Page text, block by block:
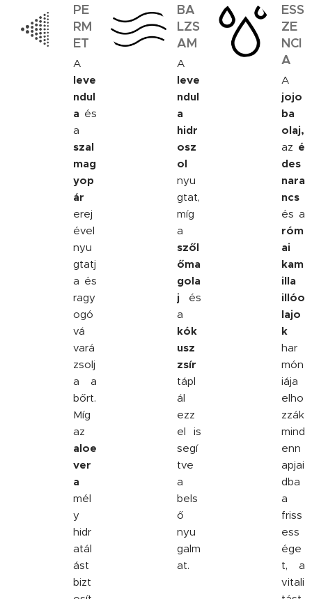
PE
RM
ET
A
leve
ndul
a és
a
szal
mag
yop
ár
erej
ével
nyu
gtatj
a és
ragy
ogó
vá
vará
zsolj
a a
bőrt.
Míg
az
aloe
ver
a
mél
y
hidr
atál
ást
bizt
BA
LZS
AM
A
leve
ndul
a
hidr
osz
ol
nyu
gtat,
míg
a
szől
őma
gola
j és
a
kók
usz
zsír
tápl
ál
ezz
el is
segí
tve
a
bels
ő
nyu
galm
at.
ESS
ZE
NCI
A
A
jojo
ba
olaj,
az é
des
nara
ncs
és a
róm
ai
kam
illa
illóo
lajo
k
har
món
iája
elho
zzák
mind
enn
apjai
dba
a
friss
ess
ége
t, a
vitali